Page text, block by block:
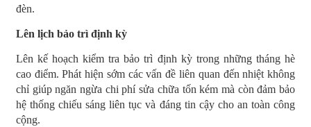
đèn.
Lên lịch bảo trì định kỳ
Lên kế hoạch kiểm tra bảo trì định kỳ trong những tháng hè
cao điểm. Phát hiện sớm các vấn đề liên quan đến nhiệt không
chỉ giúp ngăn ngừa chi phí sửa chữa tốn kém mà còn đảm bảo
hệ thống chiếu sáng liên tục và đáng tin cậy cho an toàn công
cộng.